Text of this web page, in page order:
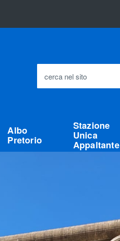
cerca nel sito
Albo
Pretorio
Stazione
Unica
Appaltante